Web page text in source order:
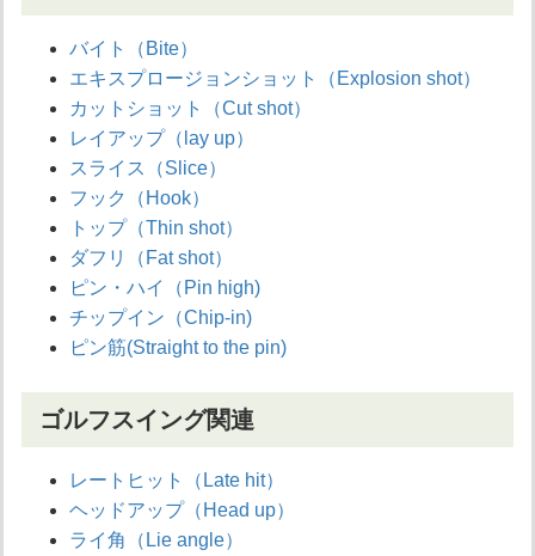
バイト（Bite）
エキスプロージョンショット（Explosion shot）
カットショット（Cut shot）
レイアップ（lay up）
スライス（Slice）
フック（Hook）
トップ（Thin shot）
ダフリ（Fat shot）
ピン・ハイ（Pin high)
チップイン（Chip-in)
ピン筋(Straight to the pin)
ゴルフスイング関連
レートヒット（Late hit）
ヘッドアップ（Head up）
ライ角（Lie angle）